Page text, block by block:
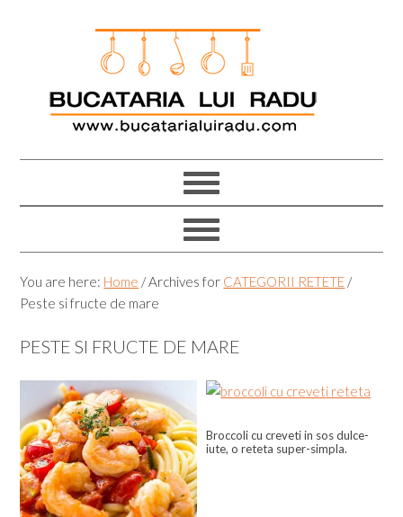
You are here: Home /Archives for CATEGORII RETETE /
Peste si fructe de mare
PESTE SI FRUCTE DE MARE
Broccoli cu creveti in sos dulce-
iute, o reteta super-simpla.